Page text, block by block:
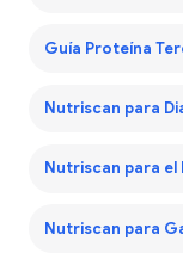
Guía Proteína
Nutriscan para
Nutriscan para el
Nutriscan para